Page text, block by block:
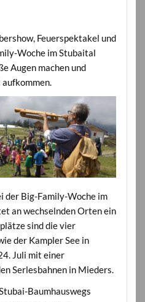
Feuerspektakel und
Woche im Stubaital
Augen machen und
der Big-Family-Woche im
an wechselnden Orten ein
sind die vier
der Kampler See in
Juli mit einer
Serlesbahnen in Mieders.
Baumhauswegs